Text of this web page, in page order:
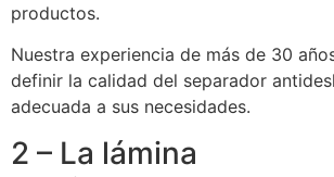
productos.
Nuestra experiencia de más de 30
definir la calidad del separador
adecuada a sus necesidades.
2 – La lámina